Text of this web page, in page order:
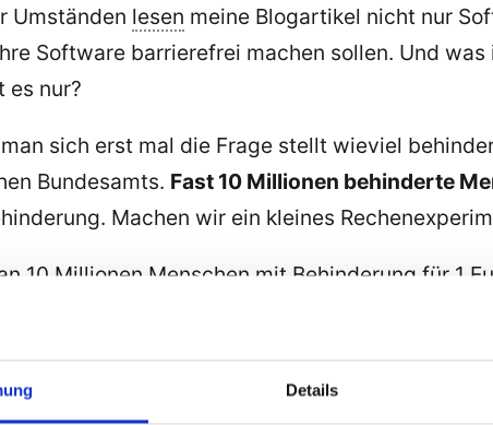
Details
Umständen lesen meine Blogartikel nicht nur
Software barrierefrei machen sollen. Und
es nur?
sich erst mal die Frage stellt wieviel
Bundesamts. Fast 10 Millionen behinderte
Machen wir ein kleines
10 Millionen Menschen mit Behinderung für 1
sagen, dass es geistig und
10 Millionen auf 6 Millionen behinderte
lassen?